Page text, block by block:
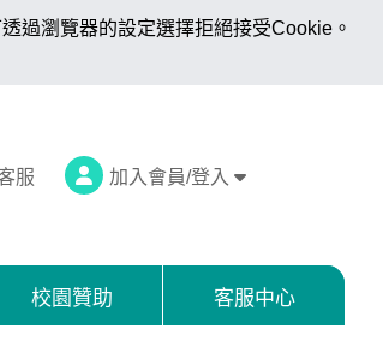
過瀏覽器的設定選擇拒絕接受Cookie。
服 加入會員/登入
校園贊助 客服中心